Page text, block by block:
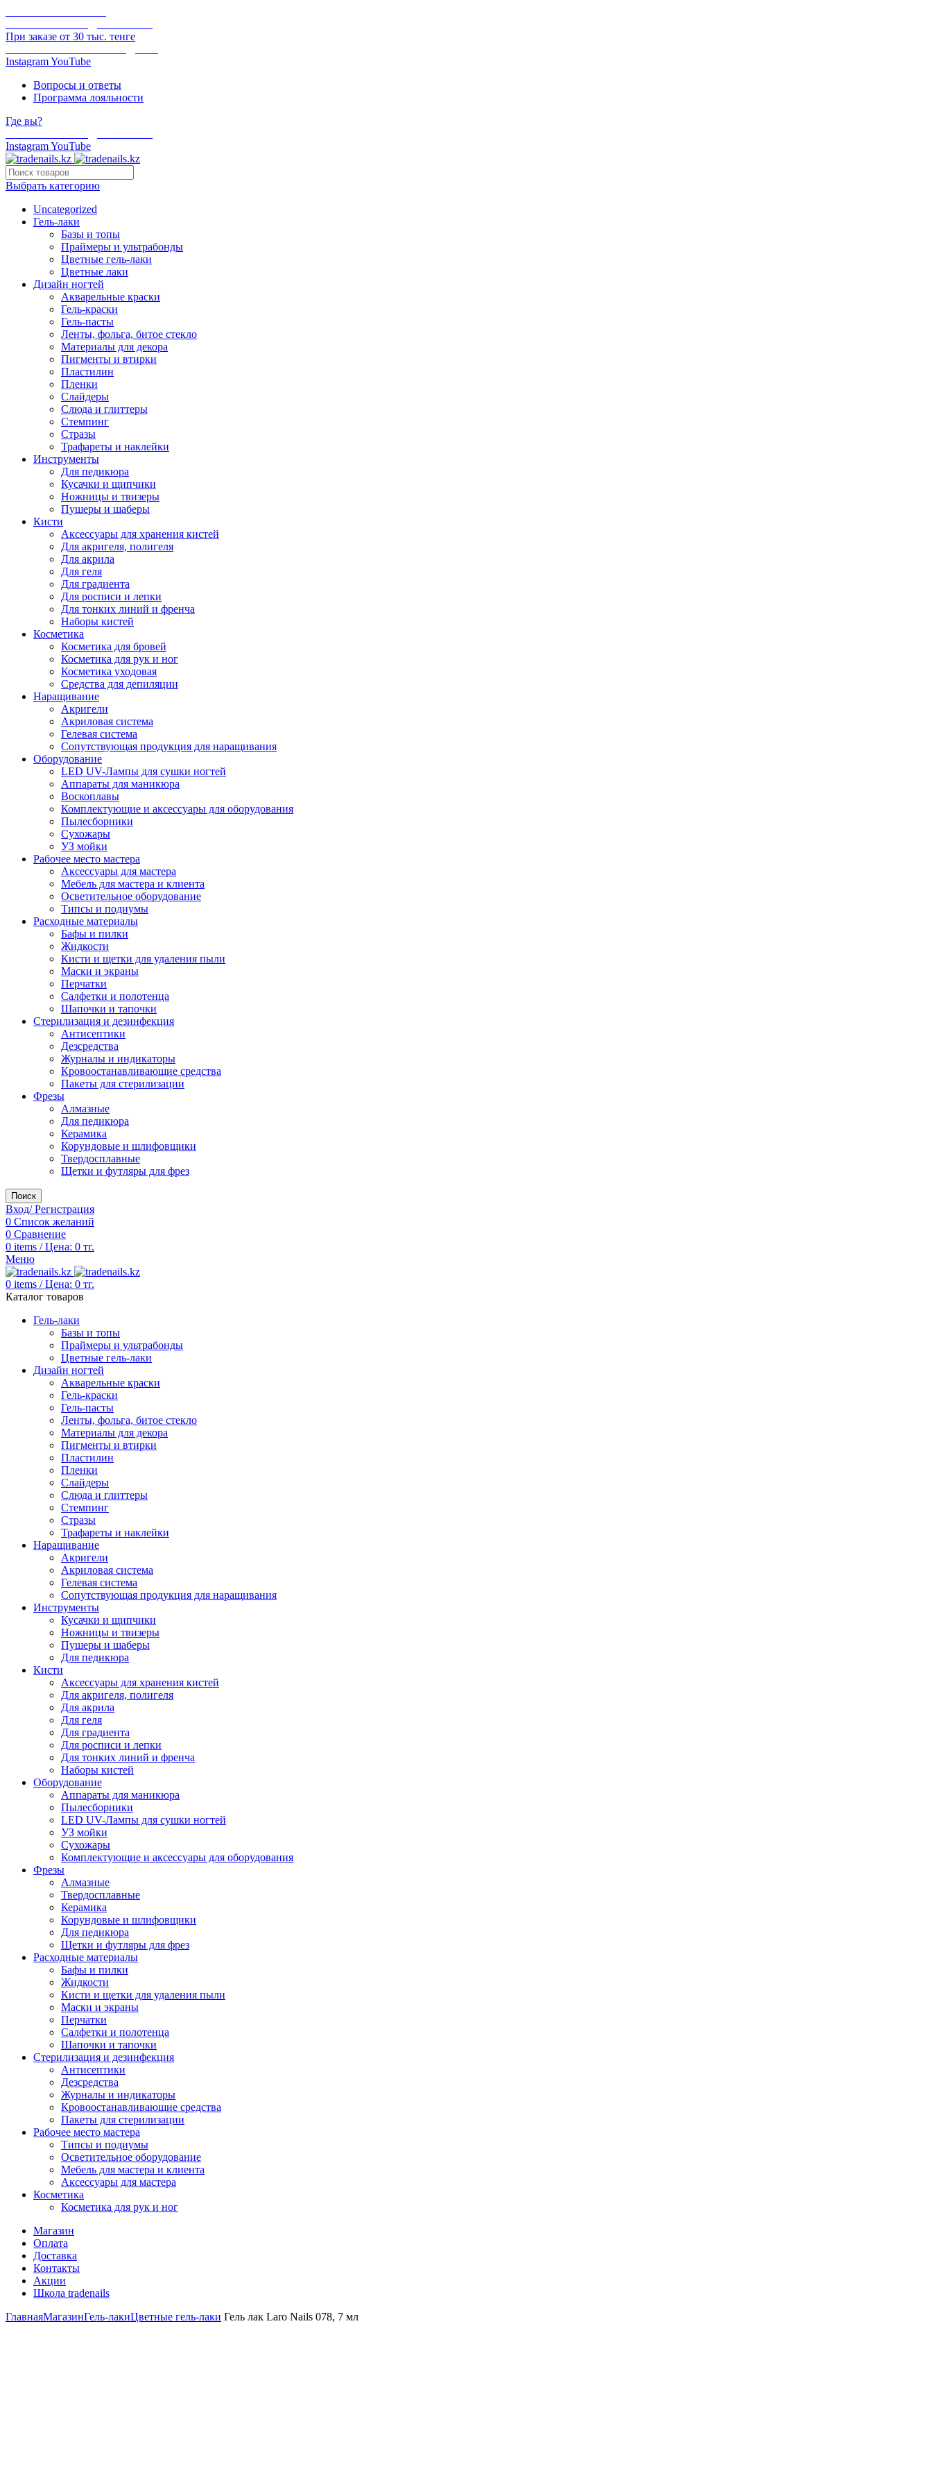
При заказе от 30 тыс. тенге
InstagramYouTube
Вопросы и ответы
Программа лояльности
Где вы?
InstagramYouTube
Выбрать категорию
Uncategorized
Гель-лаки
Базы и топы
Праймеры и ультрабонды
Цветные гель-лаки
Цветные лаки
Дизайн ногтей
Акварельные краски
Гель-краски
Гель-пасты
Ленты, фольга, битое стекло
Материалы для декора
Пигменты и втирки
Пластилин
Пленки
Слайдеры
Слюда и глиттеры
Стемпинг
Стразы
Трафареты и наклейки
Инструменты
Для педикюра
Кусачки и щипчики
Ножницы и твизеры
Пушеры и шаберы
Кисти
Аксессуары для хранения кистей
Для акригеля, полигеля
Для акрила
Для геля
Для градиента
Для росписи и лепки
Для тонких линий и френча
Наборы кистей
Косметика
Косметика для бровей
Косметика для рук и ног
Косметика уходовая
Средства для депиляции
Наращивание
Акригели
Акриловая система
Гелевая система
Сопутствующая продукция для наращивания
Оборудование
LED UV-Лампы для сушки ногтей
Аппараты для маникюра
Воскоплавы
Комплектующие и аксессуары для оборудования
Пылесборники
Сухожары
УЗ мойки
Рабочее место мастера
Аксессуары для мастера
Мебель для мастера и клиента
Осветительное оборудование
Типсы и подиумы
Расходные материалы
Бафы и пилки
Жидкости
Кисти и щетки для удаления пыли
Маски и экраны
Перчатки
Салфетки и полотенца
Шапочки и тапочки
Стерилизация и дезинфекция
Антисептики
Дезсредства
Журналы и индикаторы
Кровоостанавливающие средства
Пакеты для стерилизации
Фрезы
Алмазные
Для педикюра
Керамика
Корундовые и шлифовщики
Твердосплавные
Щетки и футляры для фрез
Поиск
Вход/ Регистрация
0 Список желаний
0 Сравнение
0 items / Цена: 0 тг.
Меню
0 items / Цена: 0 тг.
Каталог товаров
Гель-лаки
Базы и топы
Праймеры и ультрабонды
Цветные гель-лаки
Дизайн ногтей
Акварельные краски
Гель-краски
Гель-пасты
Ленты, фольга, битое стекло
Материалы для декора
Пигменты и втирки
Пластилин
Пленки
Слайдеры
Слюда и глиттеры
Стемпинг
Стразы
Трафареты и наклейки
Наращивание
Акригели
Акриловая система
Гелевая система
Сопутствующая продукция для наращивания
Инструменты
Кусачки и щипчики
Ножницы и твизеры
Пушеры и шаберы
Для педикюра
Кисти
Аксессуары для хранения кистей
Для акригеля, полигеля
Для акрила
Для геля
Для градиента
Для росписи и лепки
Для тонких линий и френча
Наборы кистей
Оборудование
Аппараты для маникюра
Пылесборники
LED UV-Лампы для сушки ногтей
УЗ мойки
Сухожары
Комплектующие и аксессуары для оборудования
Фрезы
Алмазные
Твердосплавные
Керамика
Корундовые и шлифовщики
Для педикюра
Щетки и футляры для фрез
Расходные материалы
Бафы и пилки
Жидкости
Кисти и щетки для удаления пыли
Маски и экраны
Перчатки
Салфетки и полотенца
Шапочки и тапочки
Стерилизация и дезинфекция
Антисептики
Дезсредства
Журналы и индикаторы
Кровоостанавливающие средства
Пакеты для стерилизации
Рабочее место мастера
Типсы и подиумы
Осветительное оборудование
Мебель для мастера и клиента
Аксессуары для мастера
Косметика
Косметика для рук и ног
Магазин
Оплата
Доставка
Контакты
Акции
Школа tradenails
ГлавнаяМагазинГель-лакиЦветные гель-лаки Гель лак Laro Nails 078, 7 мл